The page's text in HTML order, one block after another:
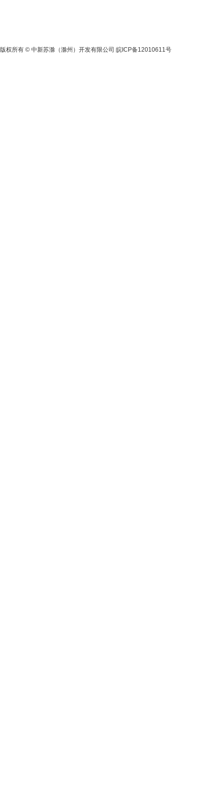
版权所有 © 中新苏滁（滁州）开发有限公司 皖ICP备12010611号